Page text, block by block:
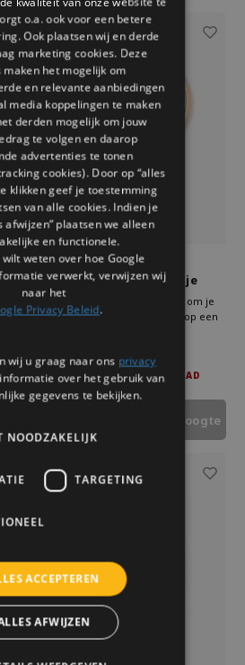
je
een
iets
Kikkerland
Mini Borduursetje
In deze tijd is het heerlijk om je
even helemaal te richten op een
Kikkerland ben je lekker creatief
bezig.
Even geen schermen, maar iets
€7,95
NIET OP VOORRAAD
Houd mij op de hoogte
o.a. ook voor een betere
Ook plaatsen wij en derde
marketing cookies. Deze
maken het mogelijk om
en relevante aanbiedingen
media koppelingen te maken
derden mogelijk om jouw
te volgen en daarop
advertenties te tonen
cookies). Door op “alles
klikken geef je toestemming
van alle cookies. Indien je
afwijzen” plaatsen we alleen
en functionele.
weten over hoe Google
verwerkt, verwijzen wij
naar het
Privacy Beleid.
wij u graag naar ons privacy
over het gebruik van
gegevens te bekijken.
NOODZAKELIJK
TARGETING
ACCEPTEREN
AFWIJZEN